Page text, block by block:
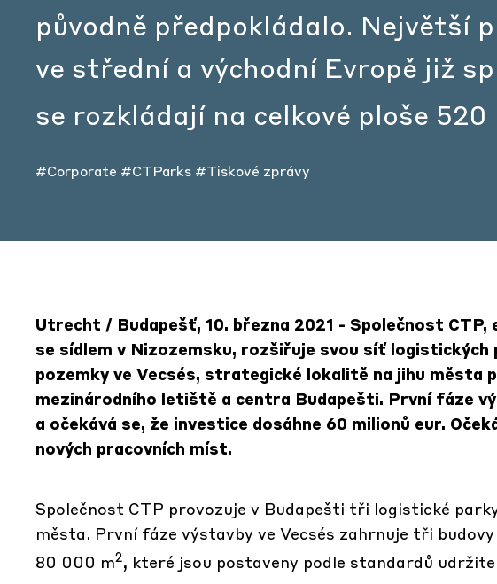
původně předpokládalo. Největší
ve střední a východní Evropě již
se rozkládají na celkové ploše
#Corporate #CTParks #Tiskové zprávy
Utrecht / Budapešť, 10. března 2021 - Společnost
se sídlem v Nizozemsku, rozšiřuje svou síť
pozemky ve Vecsés, strategické lokalitě na jihu města
mezinárodního letiště a centra Budapešti. První fáze
a očekává se, že investice dosáhne 60 milionů eur.
nových pracovních míst.
Společnost CTP provozuje v Budapešti tři logistické
města. První fáze výstavby ve Vecsés zahrnuje tři
80 000 m2, které jsou postaveny podle standardů